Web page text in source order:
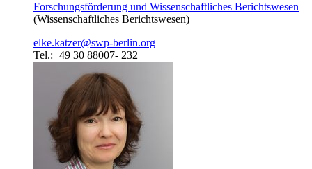
Forschungsförderung und Wissenschaftliches Berichtswesen
(Wissenschaftliches Berichtswesen)
elke.katzer@swp-berlin.org
Tel.:+49 30 88007- 232